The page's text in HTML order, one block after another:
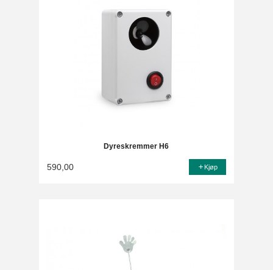
Dyreskremmer H6
590,00 Kjøp